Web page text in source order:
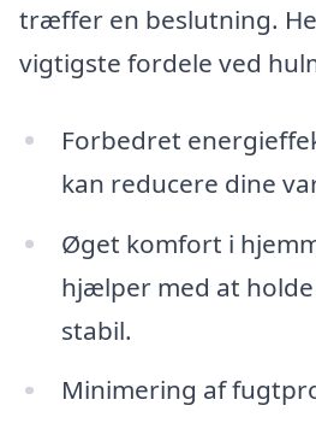
træffer en beslutning.
vigtigste fordele ved
Forbedret
kan reducere dine
Øget komfort i
hjælper med at
stabil.
Minimering af